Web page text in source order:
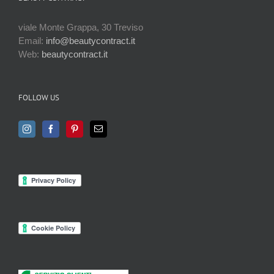
viale Monte Grappa, 30 Treviso
Email: info@beautycontract.it
Web: beautycontract.it
FOLLOW US